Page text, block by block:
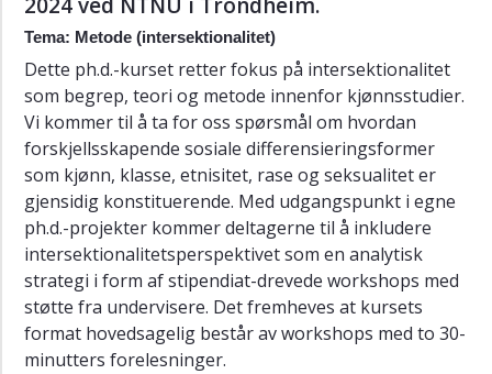
Forsking
Studier
ved
KULT
Forskarutdanning
(ph.d.)
Avhandlinger
Strategi
2026-
2035
Tema: Metode (intersektionalitet)
Dette ph.d.-kurset retter fokus på intersektionalitet
som begrep, teori og metode innenfor kjønnsstudier.
Vi kommer til å ta for oss spørsmål om hvordan
forskjellsskapende sosiale differensieringsformer
som kjønn, klasse, etnisitet, rase og seksualitet er
gjensidig konstituerende. Med udgangspunkt i egne
ph.d.-projekter kommer deltagerne til å inkludere
intersektionalitetsperspektivet som en analytisk
strategi i form af stipendiat-drevede workshops med
støtte fra undervisere. Det fremheves at kursets
format hovedsagelig består av workshops med to 30-
minutters forelesninger.